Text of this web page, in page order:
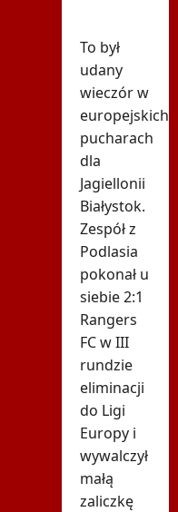
To był
udany
wieczór w
europejskich
pucharach
dla
Jagiellonii
Białystok.
Zespół z
Podlasia
pokonał u
siebie 2:1
Rangers
FC w III
rundzie
eliminacji
do Ligi
Europy i
wywalczył
małą
zaliczkę